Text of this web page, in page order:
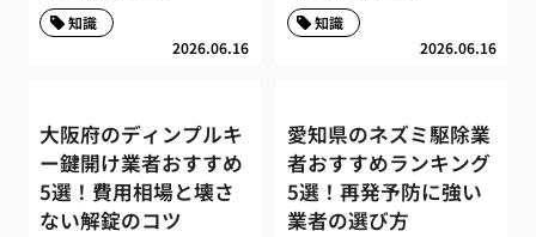
2026.06.16
知識
2026.06.16
知識
大阪府のディンプルキ
ー鍵開け業者おすすめ
5選！費用相場と壊さ
ない解錠のコツ
愛知県のネズミ駆除業
者おすすめランキング
5選！再発予防に強い
業者の選び方